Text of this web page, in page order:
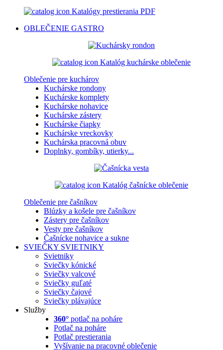
Katalógy prestierania PDF
OBLEČENIE GASTRO
Katalóg kuchárske oblečenie
Oblečenie pre kuchárov
Kuchárske rondony
Kuchárske komplety
Kuchárske nohavice
Kuchárske zástery
Kuchárske čiapky
Kuchárske vreckovky
Kuchárska pracovná obuv
Doplnky, gombíky, utierky...
Katalóg čašnícke oblečenie
Oblečenie pre čašníkov
Blúzky a košele pre čašníkov
Zástery pre čašníkov
Vesty pre čašníkov
Čašnícke nohavice a sukne
SVIEČKY SVIETNIKY
Svietniky
Sviečky kónické
Sviečky valcové
Sviečky guľaté
Sviečky čajové
Sviečky plávajúce
Služby
360° potlač na poháre
Potlač na poháre
Potlač prestierania
Vyšívanie na pracovné oblečenie